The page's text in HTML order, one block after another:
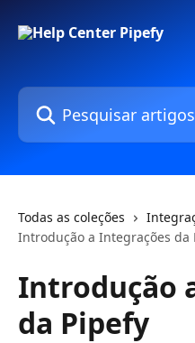
Pesquisar artigos...
Todas as coleções
Introdução a Integrações da
Introdução
da Pipefy